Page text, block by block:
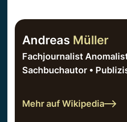
Andreas Müller
Fachjournalist
Sachbuchautor •
Mehr auf Wikipedia